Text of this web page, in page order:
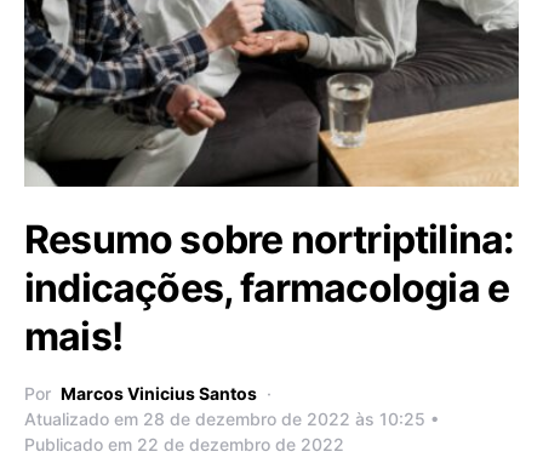
Resumo sobre nortriptilina:
indicações, farmacologia e
mais!
Por Marcos Vinicius Santos
Atualizado em 28 de dezembro de 2022 às 10:25 •
Publicado em 22 de dezembro de 2022